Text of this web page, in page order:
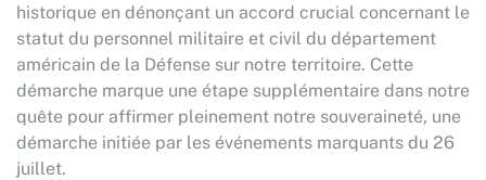
historique en dénonçant un accord crucial concernant le
statut du personnel militaire et civil du département
américain de la Défense sur notre territoire. Cette
démarche marque une étape supplémentaire dans notre
quête pour affirmer pleinement notre souveraineté, une
démarche initiée par les événements marquants du 26
juillet.